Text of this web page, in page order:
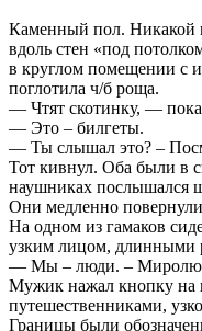
Каменный пол. Никакой
вдоль стен «под
в круглом помещении с
поглотила ч/б роща.
— Чтят скотинку, —
— Это – билгеты.
— Ты слышал это? –
Тот кивнул. Оба были в
наушниках послышался
Они медленно
На одном из гамаков
узким лицом, длинными
— Мы – люди. –
Мужик нажал кнопку на
путешественниками,
Границы были